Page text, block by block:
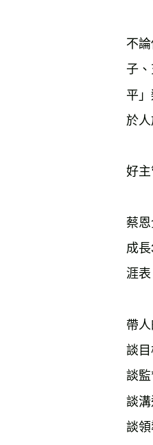
不
子
平
於
好
蔡
成長
涯
帶
談
談
談
談